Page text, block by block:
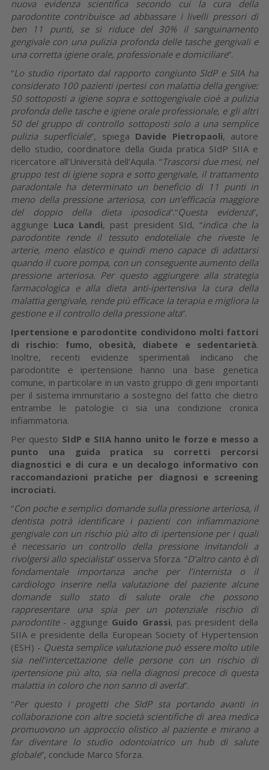
nuova evidenza scientifica secondo cui la cura della
parodontite contribuisce ad abbassare i livelli pressori di
ben 11 punti, se si riduce del 30% il sanguinamento
gengivale con una pulizia profonda delle tasche gengivali e
una corretta igiene orale, professionale e domiciliare”.
“Lo studio riportato dal rapporto congiunto SIdP e SIIA ha
considerato 100 pazienti ipertesi con malattia della gengive:
50 sottoposti a igiene sopra e sottogengivale cioè a pulizia
profonda delle tasche e igiene orale professionale, e gli altri
50 del gruppo di controllo sottoposti solo a una semplice
pulizia superficiale”, spiega Davide Pietropaoli, autore
dello studio, coordinatore della Guida pratica SIdP SIIA e
ricercatore all’Università dell’Aquila. “Trascorsi due mesi, nel
gruppo test di igiene sopra e sotto gengivale, il trattamento
paradontale ha determinato un beneficio di 11 punti in
meno della pressione arteriosa, con un’efficacia maggiore
del doppio della dieta iposodica”.“Questa evidenza”,
aggiunge Luca Landi, past president SId, “indica che la
parodontite rende il tessuto endoteliale che riveste le
arterie, meno elastico e quindi meno capace di adattarsi
quando il cuore pompa, con un conseguente aumento della
pressione arteriosa. Per questo aggiungere alla strategia
farmacologica e alla dieta anti-ipertensiva la cura della
malattia gengivale, rende più efficace la terapia e migliora la
gestione e il controllo della pressione alta”.
Ipertensione e parodontite condividono molti fattori
di rischio: fumo, obesità, diabete e sedentarietà.
Inoltre, recenti evidenze sperimentali indicano che
parodontite e ipertensione hanno una base genetica
comune, in particolare in un vasto gruppo di geni importanti
per il sistema immunitario a sostegno del fatto che dietro
entrambe le patologie ci sia una condizione cronica
infiammatoria.
Per questo SIdP e SIIA hanno unito le forze e messo a
punto una guida pratica su corretti percorsi
diagnostici e di cura e un decalogo informativo con
raccomandazioni pratiche per diagnosi e screening
incrociati.
“Con poche e semplici domande sulla pressione arteriosa, il
dentista potrà identificare i pazienti con infiammazione
gengivale con un rischio più alto di ipertensione per i quali
è necessario un controllo della pressione invitandoli a
rivolgersi allo specialista” osserva Sforza. “D’altro canto è di
fondamentale importanza anche per l’internista o il
cardiologo inserire nella valutazione del paziente alcune
domande sullo stato di salute orale che possono
rappresentare una spia per un potenziale rischio di
parodontite- aggiunge Guido Grassi, pas president della
SIIA e presidente della European Society of Hypertension
(ESH) - Questa semplice valutazione può essere molto utile
sia nell’intercettazione delle persone con un rischio di
ipertensione più alto, sia nella diagnosi precoce di questa
malattia in coloro che non sanno di averla”.
“Per questo i progetti che SIdP sta portando avanti in
collaborazione con altre società scientifiche di area medica
promuovono un approccio olistico al paziente e mirano a
far diventare lo studio odontoiatrico un hub di salute
globale”, conclude Marco Sforza.